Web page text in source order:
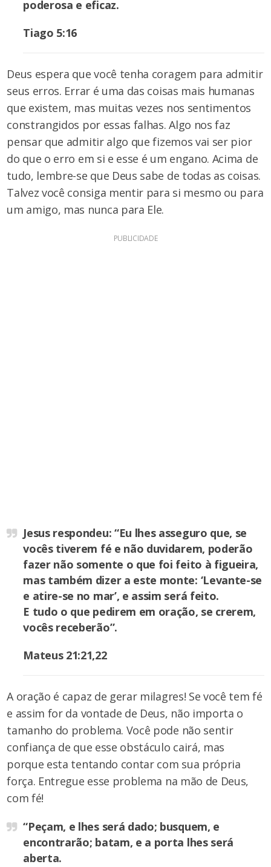
poderosa e eficaz.
Tiago 5:16
Deus espera que você tenha coragem para admitir
seus erros. Errar é uma das coisas mais humanas
que existem, mas muitas vezes nos sentimentos
constrangidos por essas falhas. Algo nos faz
pensar que admitir algo que fizemos vai ser pior
do que o erro em si e esse é um engano. Acima de
tudo, lembre-se que Deus sabe de todas as coisas.
Talvez você consiga mentir para si mesmo ou para
um amigo, mas nunca para Ele.
PUBLICIDADE
Jesus respondeu: “Eu lhes asseguro que, se
vocês tiverem fé e não duvidarem, poderão
fazer não somente o que foi feito à figueira,
mas também dizer a este monte: ‘Levante-se
e atire-se no mar’, e assim será feito.
E tudo o que pedirem em oração, se crerem,
vocês receberão”.
Mateus 21:21,22
A oração é capaz de gerar milagres! Se você tem fé
e assim for da vontade de Deus, não importa o
tamanho do problema. Você pode não sentir
confiança de que esse obstáculo cairá, mas
porque esta tentando contar com sua própria
força. Entregue esse problema na mão de Deus,
com fé!
“Peçam, e lhes será dado; busquem, e
encontrarão; batam, e a porta lhes será
aberta.